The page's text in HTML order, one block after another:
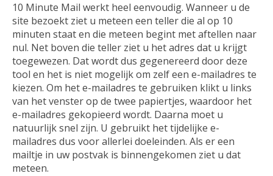
10 Minute Mail werkt heel eenvoudig. Wanneer u de
site bezoekt ziet u meteen een teller die al op 10
minuten staat en die meteen begint met aftellen naar
nul. Net boven die teller ziet u het adres dat u krijgt
toegewezen. Dat wordt dus gegenereerd door deze
tool en het is niet mogelijk om zelf een e-mailadres te
kiezen. Om het e-mailadres te gebruiken klikt u links
van het venster op de twee papiertjes, waardoor het
e-mailadres gekopieerd wordt. Daarna moet u
natuurlijk snel zijn. U gebruikt het tijdelijke e-
mailadres dus voor allerlei doeleinden. Als er een
mailtje in uw postvak is binnengekomen ziet u dat
meteen.